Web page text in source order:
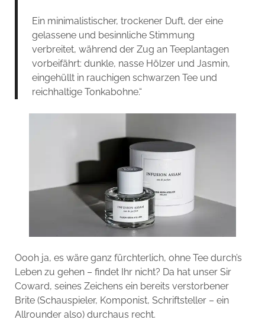
Ein minimalistischer, trockener Duft, der eine
gelassene und besinnliche Stimmung
verbreitet, während der Zug an Teeplantagen
vorbeifährt: dunkle, nasse Hölzer und Jasmin,
eingehüllt in rauchigen schwarzen Tee und
reichhaltige Tonkabohne.“
Oooh ja, es wäre ganz fürchterlich, ohne Tee durch’s
Leben zu gehen – findet Ihr nicht? Da hat unser Sir
Coward, seines Zeichens ein bereits verstorbener
Brite (Schauspieler, Komponist, Schriftsteller – ein
Allrounder also) durchaus recht.